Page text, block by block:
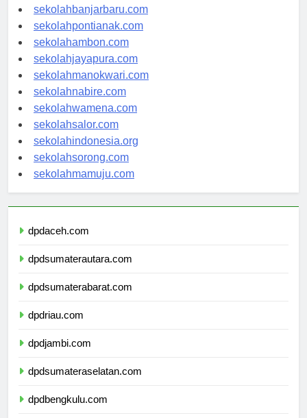
sekolahbanjarbaru.com
sekolahpontianak.com
sekolahambon.com
sekolahjayapura.com
sekolahmanokwari.com
sekolahnabire.com
sekolahwamena.com
sekolahsalor.com
sekolahindonesia.org
sekolahsorong.com
sekolahmamuju.com
dpdaceh.com
dpdsumaterautara.com
dpdsumaterabarat.com
dpdriau.com
dpdjambi.com
dpdsumateraselatan.com
dpdbengkulu.com